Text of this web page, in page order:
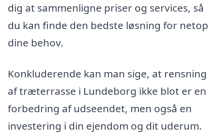
dig at sammenligne priser og services, så
du kan finde den bedste løsning for netop
dine behov.
Konkluderende kan man sige, at rensning
af træterrasse i Lundeborg ikke blot er en
forbedring af udseendet, men også en
investering i din ejendom og dit uderum.